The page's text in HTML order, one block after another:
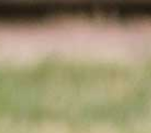
ONZE
BLOG & NIEUWS
AGENDA